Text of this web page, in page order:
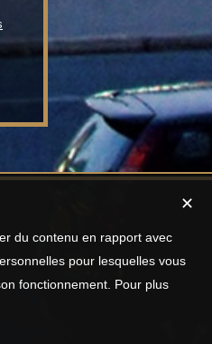
✕
du contenu en rapport avec
pour lesquelles vous
fonctionnement. Pour plus